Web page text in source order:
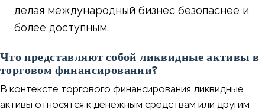
делая международный бизнес безопаснее и
более доступным.
Что представляют собой ликвидные активы в
торговом финансировании?
В контексте торгового финансирования ликвидные
активы относятся к денежным средствам или другим